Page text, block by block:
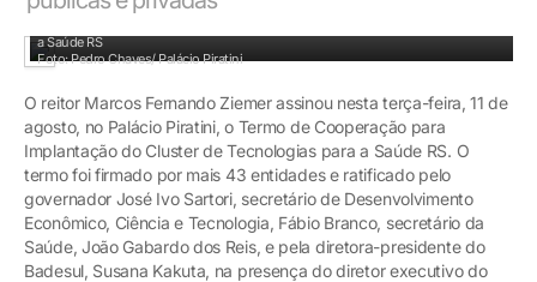
a Saúde RS
Foto: Pedro Chaves/ Palácio Piratini
O reitor Marcos Fernando Ziemer assinou nesta terça-feira, 11 de
agosto, no Palácio Piratini, o Termo de Cooperação para
Implantação do Cluster de Tecnologias para a Saúde RS. O
termo foi firmado por mais 43 entidades e ratificado pelo
governador José Ivo Sartori, secretário de Desenvolvimento
Econômico, Ciência e Tecnologia, Fábio Branco, secretário da
Saúde, João Gabardo dos Reis, e pela diretora-presidente do
Badesul, Susana Kakuta, na presença do diretor executivo do